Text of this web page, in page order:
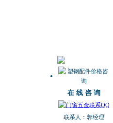
在 线 咨 询
联系人：郭经理